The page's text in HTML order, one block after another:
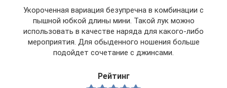
Укороченная вариация безупречна в комбинации с
пышной юбкой длины мини. Такой лук можно
использовать в качестве наряда для какого-либо
мероприятия. Для обыденного ношения больше
подойдет сочетание с джинсами.
Рейтинг